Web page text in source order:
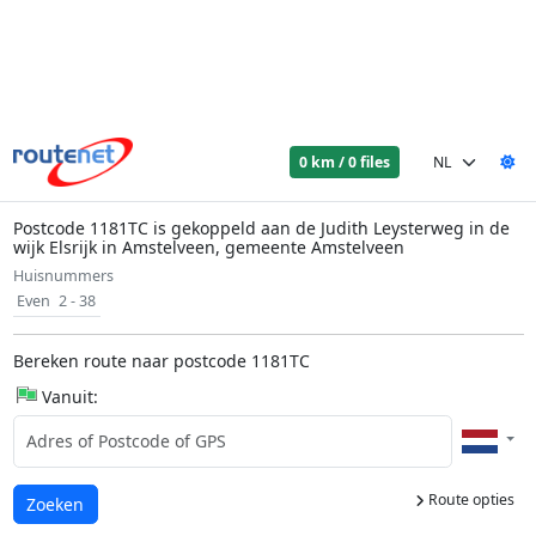
0 km / 0 files
Postcode 1181TC is gekoppeld aan de Judith Leysterweg in de
wijk Elsrijk in Amstelveen, gemeente Amstelveen
Huisnummers
Even 2 - 38
Bereken route naar postcode 1181TC
Vanuit:
Route opties
Laden...
Zoeken